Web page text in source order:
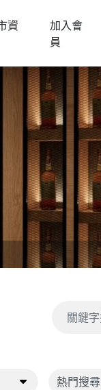
資
加入會
員